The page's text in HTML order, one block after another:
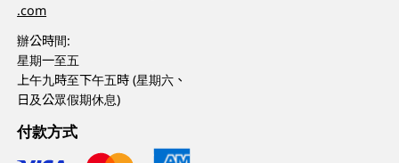
.com
辦公時間:
星期一至五
上午九時至下午五時 (星期六、
日及公眾假期休息)
付款方式